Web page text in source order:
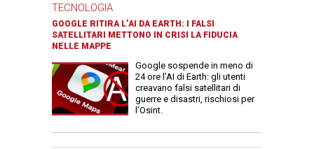
TECNOLOGIA
GOOGLE RITIRA L’AI DA EARTH: I FALSI
SATELLITARI METTONO IN CRISI LA FIDUCIA
NELLE MAPPE
Google sospende in meno di
24 ore l’AI di Earth: gli utenti
creavano falsi satellitari di
guerre e disastri, rischiosi per
l’Osint.